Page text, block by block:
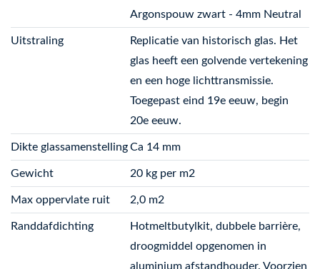
Argonspouw zwart - 4mm Neutral
Uitstraling
Replicatie van historisch glas. Het
glas heeft een golvende vertekening
en een hoge lichttransmissie.
Toegepast eind 19e eeuw, begin
20e eeuw.
Dikte glassamenstellingCa 14 mm
Gewicht 20 kg per m2
Max oppervlate ruit 2,0 m2
Randdafdichting
Hotmeltbutylkit, dubbele barrière,
droogmiddel opgenomen in
aluminium afstandhouder. Voorzien